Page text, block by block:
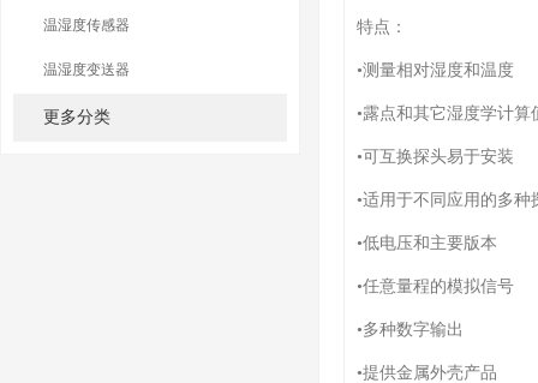
温湿度传感器
温湿度变送器
更多分类
特点：
•测量相对湿度和温度
•露点和其它湿度学计算
•可互换探头易于安装
•适用于不同应用的多种
•低电压和主要版本
•任意量程的模拟信号
•多种数字输出
•提供金属外壳产品